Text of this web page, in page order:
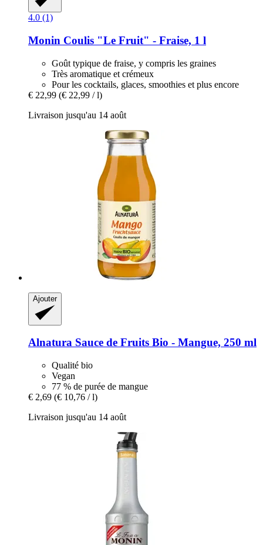
4.0 (1)
Monin Coulis "Le Fruit" -​ Fraise, 1 l
Goût typique de fraise, y compris les graines
Très aromatique et crémeux
Pour les cocktails, glaces, smoothies et plus encore
€ 22,99 (€ 22,99 / l)
Livraison jusqu'au 14 août
Ajouter
Alnatura Sauce de Fruits Bio -​ Mangue, 250 ml
Qualité bio
Vegan
77 % de purée de mangue
€ 2,69 (€ 10,76 / l)
Livraison jusqu'au 14 août